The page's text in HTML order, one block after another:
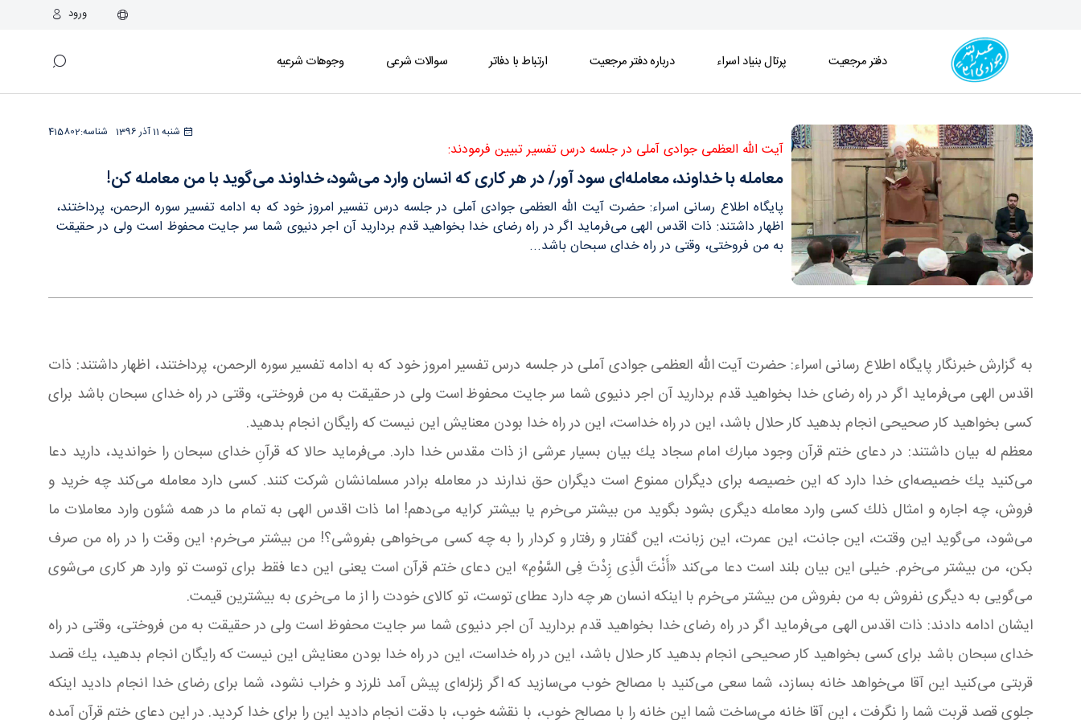
ورود
دفتر مرجعیت پرتال بنیاد اسراء درباره دفتر مرجعیت ارتباط با دفاتر سوالات شرعی وجوهات شرعیه
شنبه 11 آذر 1396 415802شناسه:
آیت الله العظمی جوادی آملی در جلسه درس تفسیر تبیین فرمودند:
معامله با خداوند، معامله‌ای سود آور/ در هر کاری که انسان وارد می‌شود، خداوند می‌گوید با من معامله کن!
پایگاه اطلاع رسانی اسراء: حضرت آیت الله العظمی جوادی آملی در جلسه درس تفسیر امروز خود که به ادامه تفسیر سوره الرحمن، پرداختند،
اظهار داشتند: ذات اقدس الهی می‌فرماید اگر در راه رضای خدا بخواهید قدم بردارید آن اجر دنیوی شما سر جایت محفوظ است ولی در حقیقت
به من فروختی، وقتی در راه خدای سبحان باشد...
به گزارش خبرنگار پایگاه اطلاع رسانی اسراء: حضرت آیت الله العظمی جوادی آملی در جلسه درس تفسیر امروز خود که به ادامه تفسیر سوره الرحمن، پرداختند، اظهار داشتند: ذات
اقدس الهی می‌فرماید اگر در راه رضای خدا بخواهید قدم بردارید آن اجر دنیوی شما سر جایت محفوظ است ولی در حقیقت به من فروختی، وقتی در راه خدای سبحان باشد برای
كسی بخواهید كار صحیحی انجام بدهید كار حلال باشد، این در راه خداست، این در راه خدا بودن معنایش این نیست كه رایگان انجام بدهید.
معظم له بیان داشتند: در دعای ختم قرآن وجود مبارك امام سجاد یك بیان بسیار عرشی از ذات مقدس خدا دارد. می‌فرماید حالا كه قرآنِ خدای سبحان را خواندید، دارید دعا
می‌كنید یك خصیصه‌ای خدا دارد كه این خصیصه برای دیگران ممنوع است دیگران حق ندارند در معامله برادر مسلمانشان شركت كنند. كسی دارد معامله می‌كند چه خرید و
فروش، چه اجاره و امثال ذلك كسی وارد معامله دیگری بشود بگوید من بیشتر می‌خرم یا بیشتر كرایه می‌دهم! اما ذات اقدس الهی به تمام ما در همه شئون وارد معاملات ما
می‌شود، می‌گوید این وقتت، این جانت، این عمرت، این زبانت، این گفتار و رفتار و كردار را به چه كسی می‌خواهی بفروشی؟! من بیشتر می‌خرم؛ این وقت را در راه من صرف
بكن، من بیشتر می‌خرم. خیلی این بیان بلند است دعا می‌كند «أَنْتَ الَّذِی زِدْتَ فِی السَّوْمِ» این دعای ختم قرآن است یعنی این دعا فقط برای توست تو وارد هر كاری می‌شوی
می‌گویی به دیگری نفروش به من بفروش من بیشتر می‌خرم با اینكه انسان هر چه دارد عطای توست، تو كالای خودت را از ما می‌خری به بیشترین قیمت.
ایشان ادامه دادند: ذات اقدس الهی می‌فرماید اگر در راه رضای خدا بخواهید قدم بردارید آن اجر دنیوی شما سر جایت محفوظ است ولی در حقیقت به من فروختی، وقتی در راه
خدای سبحان باشد برای كسی بخواهید كار صحیحی انجام بدهید كار حلال باشد، این در راه خداست، این در راه خدا بودن معنایش این نیست كه رایگان انجام بدهید، یك قصد
قربتی می‌كنید این آقا می‌خواهد خانه بسازد، شما سعی می‌كنید با مصالح خوب می‌سازید كه اگر زلزله‌ای پیش آمد نلرزد و خراب نشود، شما برای رضای خدا انجام دادید اینكه
جلوی قصد قربت شما را نگرفت ، این آقا خانه می‌ساخت شما این خانه را با مصالح خوب، با نقشه خوب، با دقت انجام دادید این را برای خدا كردید. در این دعای ختم قرآن آمده